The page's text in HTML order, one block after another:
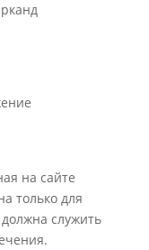
на сайте
только для
служить